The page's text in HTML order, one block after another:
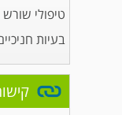
טיפולי שורש
בעיות